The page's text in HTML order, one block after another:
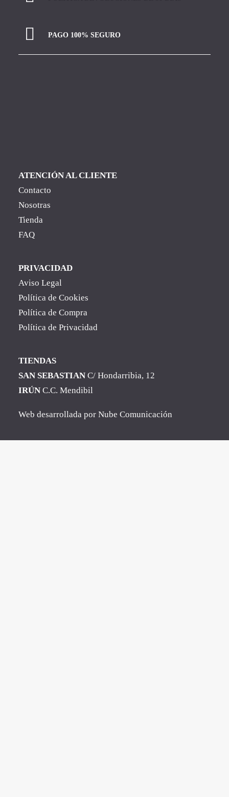
PAGO 100% SEGURO
ATENCIÓN AL CLIENTE
Contacto
Nosotras
Tienda
FAQ
PRIVACIDAD
Aviso Legal
Política de Cookies
Política de Compra
Política de Privacidad
TIENDAS
SAN SEBASTIAN C/ Hondarribia, 12
IRÚN C.C. Mendibil
Web desarrollada por Nube Comunicación